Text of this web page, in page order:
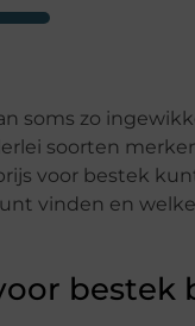
soms zo
soorten
voor bestek
vinden en
bestek